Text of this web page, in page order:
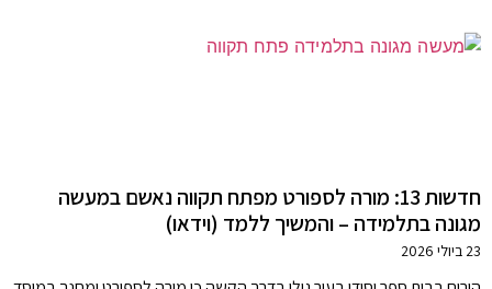
חדשות 13: מורה לספורט מפתח תקווה נאשם במעשה
מגונה בתלמידה – והמשיך ללמד (וידאו)
23 ביולי 2026